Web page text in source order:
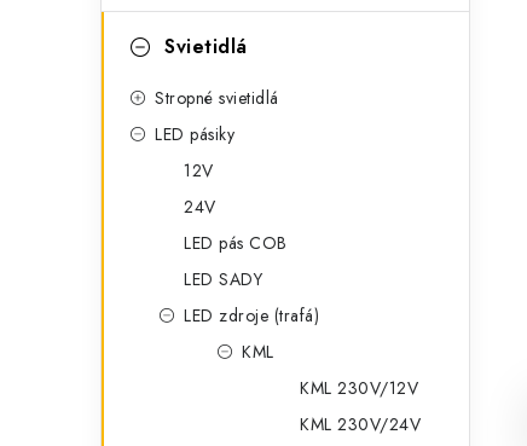
l
Svietidlá
Stropné svietidlá
LED pásiky
12V
24V
LED pás COB
LED SADY
LED zdroje (trafá)
KML
KML 230V/12V
KML 230V/24V